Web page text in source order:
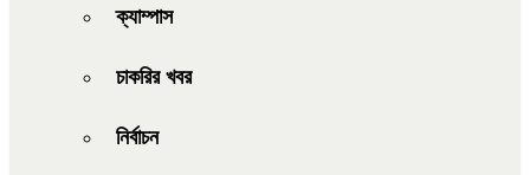
ক্যাম্পাস
চাকরির খবর
নির্বাচন